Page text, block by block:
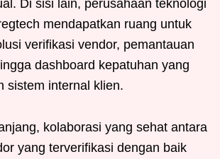
Di sisi lain, perusahaan teknologi
mendapatkan ruang untuk
verifikasi vendor, pemantauan
dashboard kepatuhan yang
sistem internal klien.
kolaborasi yang sehat antara
yang terverifikasi dengan baik